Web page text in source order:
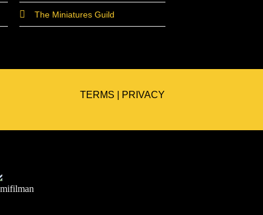
The Miniatures Guild
TERMS PRIVACY